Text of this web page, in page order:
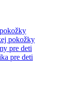
pokožky
pre deti
pre deti